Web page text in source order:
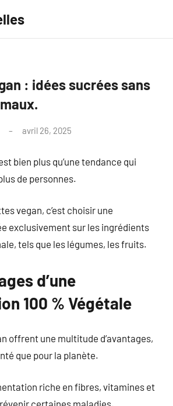
: idées sucrées sans
avril 26, 2025
bien plus qu’une tendance qui
de personnes.
vegan, c’est choisir une
exclusivement sur les ingrédients
tels que les légumes, les fruits.
d’une
100 % Végétale
offrent une multitude d’avantages,
que pour la planète.
riche en fibres, vitamines et
certaines maladies.